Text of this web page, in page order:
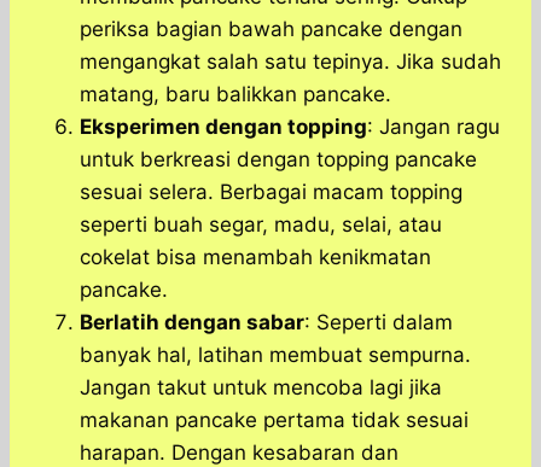
periksa bagian bawah pancake dengan
mengangkat salah satu tepinya. Jika sudah
matang, baru balikkan pancake.
Eksperimen dengan topping: Jangan ragu
untuk berkreasi dengan topping pancake
sesuai selera. Berbagai macam topping
seperti buah segar, madu, selai, atau
cokelat bisa menambah kenikmatan
pancake.
Berlatih dengan sabar: Seperti dalam
banyak hal, latihan membuat sempurna.
Jangan takut untuk mencoba lagi jika
makanan pancake pertama tidak sesuai
harapan. Dengan kesabaran dan